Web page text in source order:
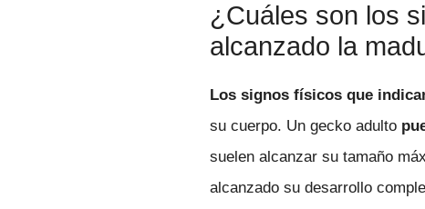
¿Cuáles son los
alcanzado la
Los signos físicos que
su cuerpo. Un gecko adulto
suelen alcanzar su tamaño
alcanzado su desarrollo